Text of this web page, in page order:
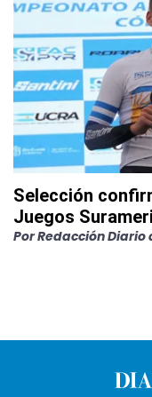
Selección
Juegos
PorRedacción Diario